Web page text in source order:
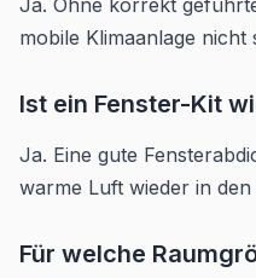
mobile Klimaanlage
Ist ein Fenster-Kit
Ja. Eine gute
warme Luft wieder in
Für welche